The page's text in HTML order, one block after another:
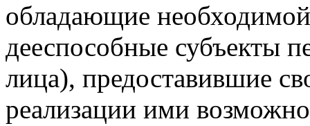
обладающие
дееспособные субъекты
лица), предоставившие
реализации ими